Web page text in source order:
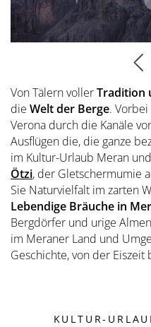
Awards
Preidlhof Events
Preferred Hotels &
Dolce Vita Blog
Honeymoon
Sauna Tower
Pools & Park
À-la-carte-
Spa News-Blog
Medical Health
Checks & Therapien
Etikette &
Brixsana
Übersicht
Wandern
Golf
Yoga
Fitness
Fun Sports
Tennis
Skilaufen
SÜDTIROL &
Übersicht
Reinhold Messner
Ötzi
Klima & Naturpark
Sights & Ausflüge
Shoppen & Kultur
Privat-Touren -
Von Tälern vollerTradition
die Welt der Berge. Vorbei
Verona durch die Kanäle
Ausflügen die, die ganze
im Kultur-Urlaub Meran
Ötzi, der Gletschermumie
Sie Naturvielfalt im zarten
Lebendige Bräuche in
Bergdörfer und urige
im Meraner Land und
Geschichte, von der
KULTUR-